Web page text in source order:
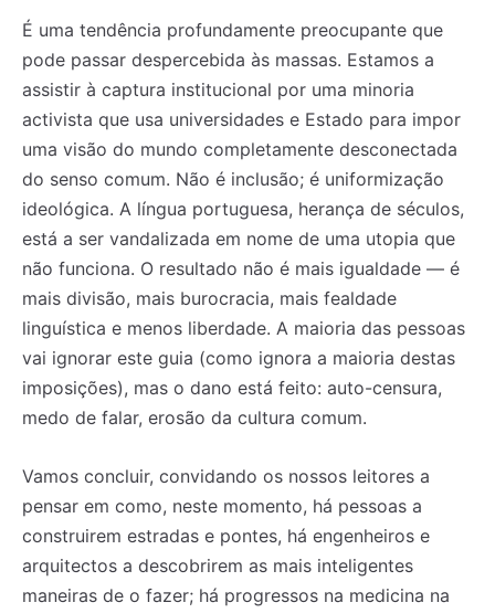
É uma tendência profundamente preocupante que
pode passar despercebida às massas. Estamos a
assistir à captura institucional por uma minoria
activista que usa universidades e Estado para impor
uma visão do mundo completamente desconectada
do senso comum. Não é inclusão; é uniformização
ideológica. A língua portuguesa, herança de séculos,
está a ser vandalizada em nome de uma utopia que
não funciona. O resultado não é mais igualdade — é
mais divisão, mais burocracia, mais fealdade
linguística e menos liberdade. A maioria das pessoas
vai ignorar este guia (como ignora a maioria destas
imposições), mas o dano está feito: auto-censura,
medo de falar, erosão da cultura comum.
Vamos concluir, convidando os nossos leitores a
pensar em como, neste momento, há pessoas a
construirem estradas e pontes, há engenheiros e
arquitectos a descobrirem as mais inteligentes
maneiras de o fazer; há progressos na medicina na